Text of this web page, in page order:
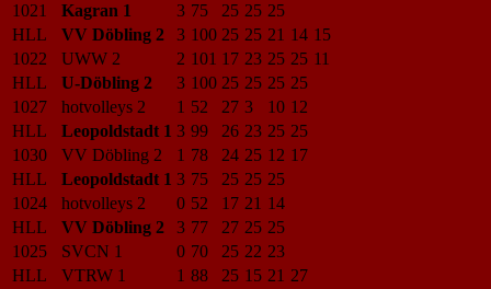
1021
Kagran 1 3 75 25 25 25
HLL
VV Döbling 2 3 100 25 25 21 14 15
1022
UWW 2 2 101 17 23 25 25 11
HLL
U-Döbling 2 3 100 25 25 25 25
1027
hotvolleys 2 1 52 27 3 10 12
HLL
Leopoldstadt 1 3 99 26 23 25 25
1030
VV Döbling 2 1 78 24 25 12 17
HLL
Leopoldstadt 1 3 75 25 25 25
1024
hotvolleys 2 0 52 17 21 14
HLL
VV Döbling 2 3 77 27 25 25
1025
SVCN 1 0 70 25 22 23
HLL
VTRW 1 1 88 25 15 21 27